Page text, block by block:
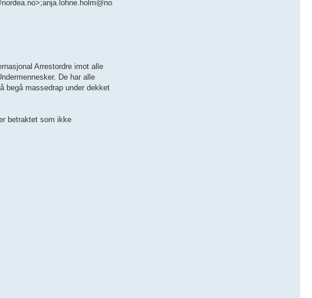
Arrestordre imot alle
De har alle
begå massedrap under dekket
betraktet som ikke